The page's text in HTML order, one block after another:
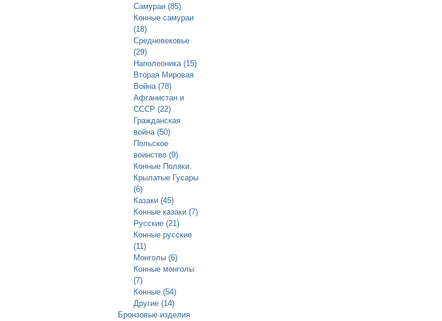
Самураи (85)
Конные самураи
(18)
Средневековье
(29)
Наполеоника (15)
Вторая Мировая
Война (78)
Афганистан и
СССР (22)
Гражданская
война (50)
Польское
воинство (9)
Конные Поляки.
Крылатые Гусары
(6)
Казаки (45)
Конные казаки (7)
Русские (21)
Конные русские
(11)
Монголы (6)
Конные монголы
(7)
Конные (54)
Другие (14)
Бронзовые изделия